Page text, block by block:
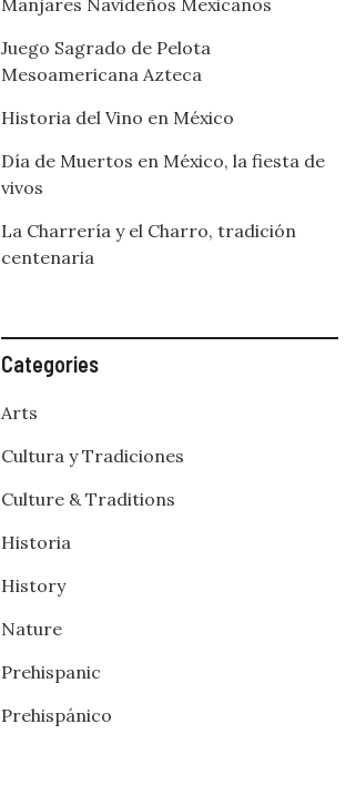
Manjares Navideños Mexicanos
Juego Sagrado de Pelota
Mesoamericana Azteca
Historia del Vino en México
Día de Muertos en México, la fiesta de
vivos
La Charrería y el Charro, tradición
centenaria
Categories
Arts
Cultura y Tradiciones
Culture & Traditions
Historia
History
Nature
Prehispanic
Prehispánico